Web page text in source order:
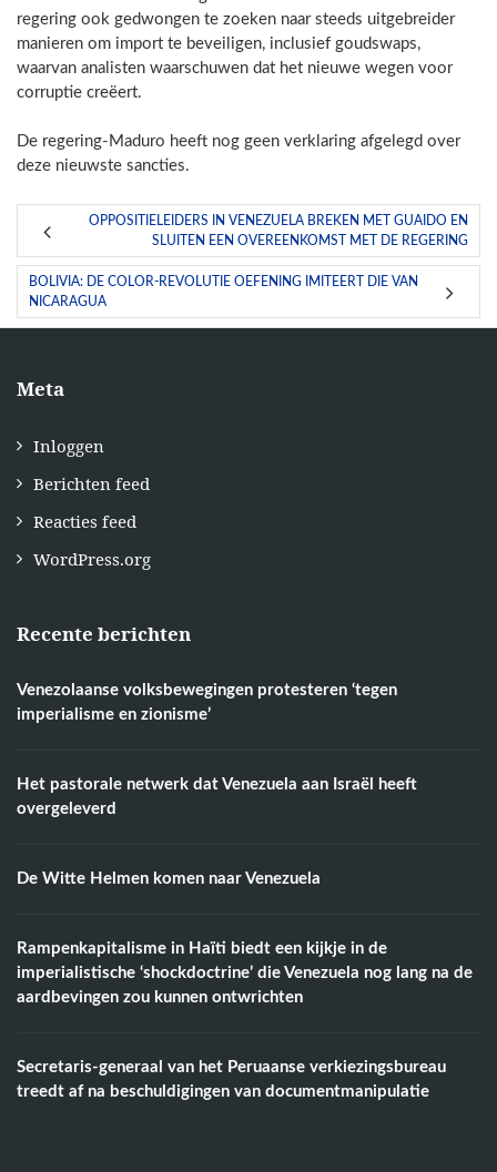
regering ook gedwongen te zoeken naar steeds uitgebreider
manieren om import te beveiligen, inclusief goudswaps,
waarvan analisten waarschuwen dat het nieuwe wegen voor
corruptie creëert.
De regering-Maduro heeft nog geen verklaring afgelegd over
deze nieuwste sancties.
OPPOSITIELEIDERS IN VENEZUELA BREKEN MET GUAIDO EN
SLUITEN EEN OVEREENKOMST MET DE REGERING
BOLIVIA: DE COLOR-REVOLUTIE OEFENING IMITEERT DIE VAN
NICARAGUA
Meta
Inloggen
Berichten feed
Reacties feed
WordPress.org
Recente berichten
Venezolaanse volksbewegingen protesteren ‘tegen
imperialisme en zionisme’
Het pastorale netwerk dat Venezuela aan Israël heeft
overgeleverd
De Witte Helmen komen naar Venezuela
Rampenkapitalisme in Haïti biedt een kijkje in de
imperialistische ‘shockdoctrine’ die Venezuela nog lang na de
aardbevingen zou kunnen ontwrichten
Secretaris-generaal van het Peruaanse verkiezingsbureau
treedt af na beschuldigingen van documentmanipulatie